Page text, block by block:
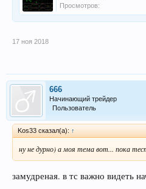
Просмотров:
17 ноя 2018
666
Начинающий трейдер
Пользователь
Kos33 сказал(а): ↑
ну не дурно) а моя тема вот... пока
замудреная. в тс важно видеть